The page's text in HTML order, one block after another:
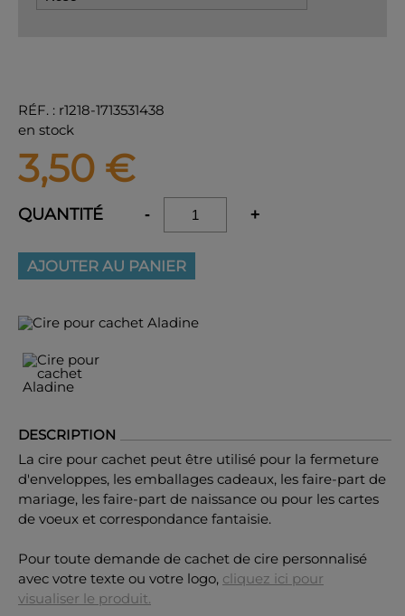
RÉF. : r1218-1713531438
en stock
3,50 €
QUANTITÉ - +
AJOUTER AU PANIER
DESCRIPTION
La cire pour cachet peut être utilisé pour la fermeture
d'enveloppes, les emballages cadeaux, les faire-part de
mariage, les faire-part de naissance ou pour les cartes
de voeux et correspondance fantaisie.
Pour toute demande de cachet de cire personnalisé
avec votre texte ou votre logo, cliquez ici pour
visualiser le produit.